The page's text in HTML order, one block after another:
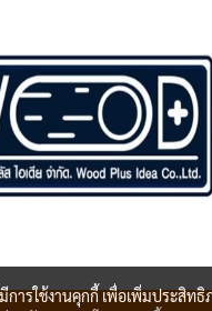
การใช้งานคุกกี้ เพื่อเพิ่มประสิท